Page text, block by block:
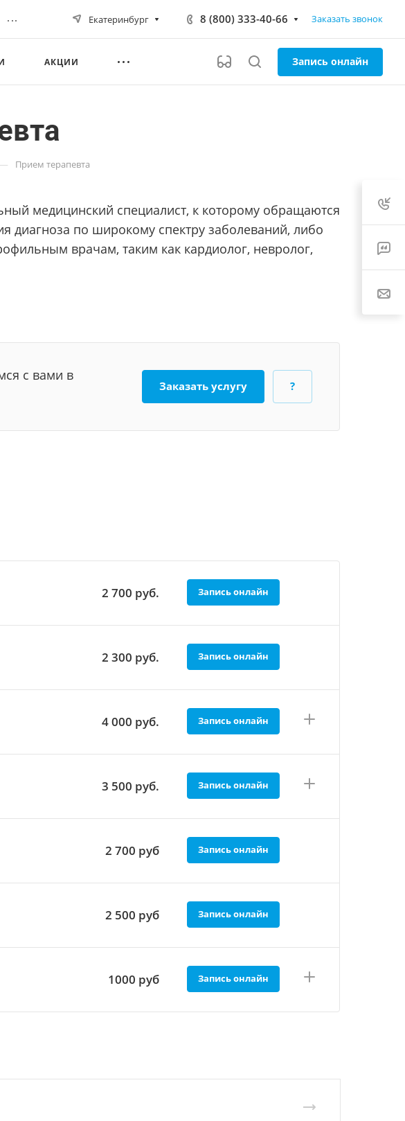
... Екатеринбург 8 (800) 333-40-66 Заказать звонок
АКЦИИ Запись онлайн
Прием терапевта
медицинский специалист, к которому обращаются
диагноза по широкому спектру заболеваний, либо
врачам, таким как кардиолог, невролог,
с вами в
Заказать услугу ?
2 700 руб. Запись онлайн
2 300 руб. Запись онлайн
4 000 руб. Запись онлайн
3 500 руб. Запись онлайн
2 700 руб Запись онлайн
2 500 руб Запись онлайн
1000 руб Запись онлайн